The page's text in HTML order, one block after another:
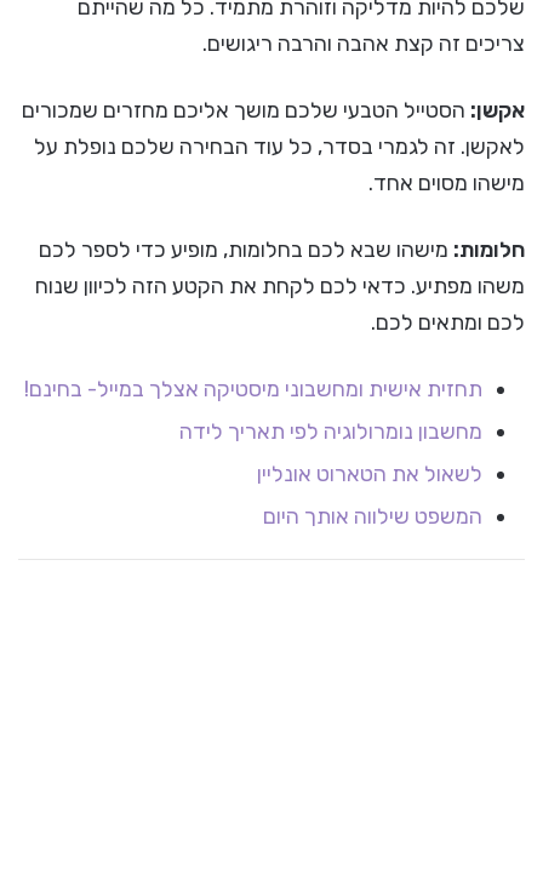
שלכם להיות מדליקה וזוהרת מתמיד. כל מה שהייתם
צריכים זה קצת אהבה והרבה ריגושים.
אקשן: הסטייל הטבעי שלכם מושך אליכם מחזרים שמכורים
לאקשן. זה לגמרי בסדר, כל עוד הבחירה שלכם נופלת על
מישהו מסוים אחד.
חלומות: מישהו שבא לכם בחלומות, מופיע כדי לספר לכם
משהו מפתיע. כדאי לכם לקחת את הקטע הזה לכיוון שנוח
לכם ומתאים לכם.
תחזית אישית ומחשבוני מיסטיקה אצלך במייל- בחינם!
מחשבון נומרולוגיה לפי תאריך לידה
לשאול את הטארוט אונליין
המשפט שילווה אותך היום